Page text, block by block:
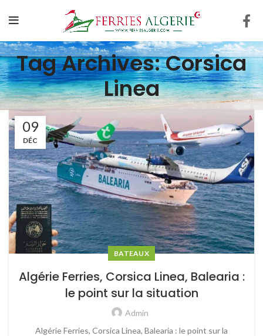
Tag Archives: Corsica
Linea
09
DÉC
BATEAUX
Algérie Ferries, Corsica Linea, Balearia :
le point sur la situation
Admin
Algérie Ferries, Corsica Linea, Balearia : le point sur la